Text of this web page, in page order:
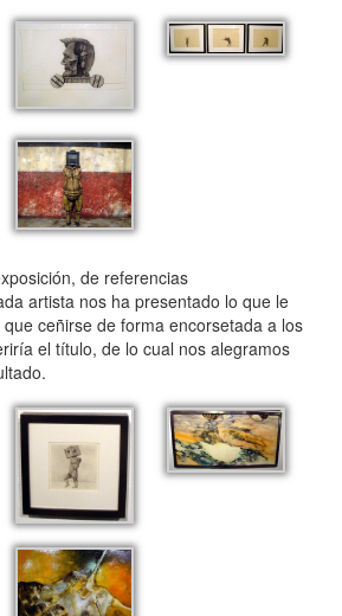
de referencias
artista nos ha presentado lo que le
ceñirse de forma encorsetada a los
el título, de lo cual nos alegramos